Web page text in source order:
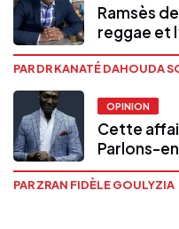
Ramsès
reggae et
PAR DR KANATÉ DAHOUDA
OPINION
Cette
Parlons-
PAR ZRAN FIDÈLE GOULYZIA